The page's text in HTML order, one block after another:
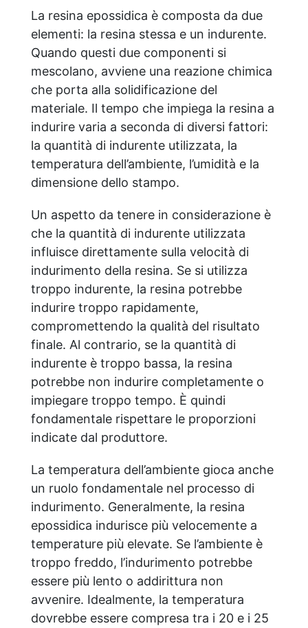
La resina epossidica è composta da due
elementi: la resina stessa e un indurente.
Quando questi due componenti si
mescolano, avviene una reazione chimica
che porta alla solidificazione del
materiale. Il tempo che impiega la resina a
indurire varia a seconda di diversi fattori:
la quantità di indurente utilizzata, la
temperatura dell’ambiente, l’umidità e la
dimensione dello stampo.
Un aspetto da tenere in considerazione è
che la quantità di indurente utilizzata
influisce direttamente sulla velocità di
indurimento della resina. Se si utilizza
troppo indurente, la resina potrebbe
indurire troppo rapidamente,
compromettendo la qualità del risultato
finale. Al contrario, se la quantità di
indurente è troppo bassa, la resina
potrebbe non indurire completamente o
impiegare troppo tempo. È quindi
fondamentale rispettare le proporzioni
indicate dal produttore.
La temperatura dell’ambiente gioca anche
un ruolo fondamentale nel processo di
indurimento. Generalmente, la resina
epossidica indurisce più velocemente a
temperature più elevate. Se l’ambiente è
troppo freddo, l’indurimento potrebbe
essere più lento o addirittura non
avvenire. Idealmente, la temperatura
dovrebbe essere compresa tra i 20 e i 25